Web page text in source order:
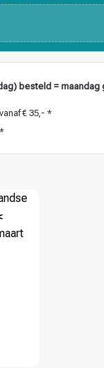
besteld = maandag
€ 35,- *